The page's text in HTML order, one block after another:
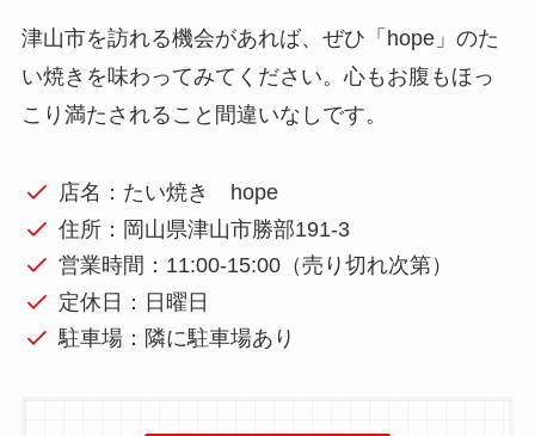
津山市を訪れる機会があれば、ぜひ「hope」のた
い焼きを味わってみてください。心もお腹もほっ
こり満たされること間違いなしです。
店名：たい焼き hope
住所：岡山県津山市勝部191-3
営業時間：11:00-15:00（売り切れ次第）
定休日：日曜日
駐車場：隣に駐車場あり